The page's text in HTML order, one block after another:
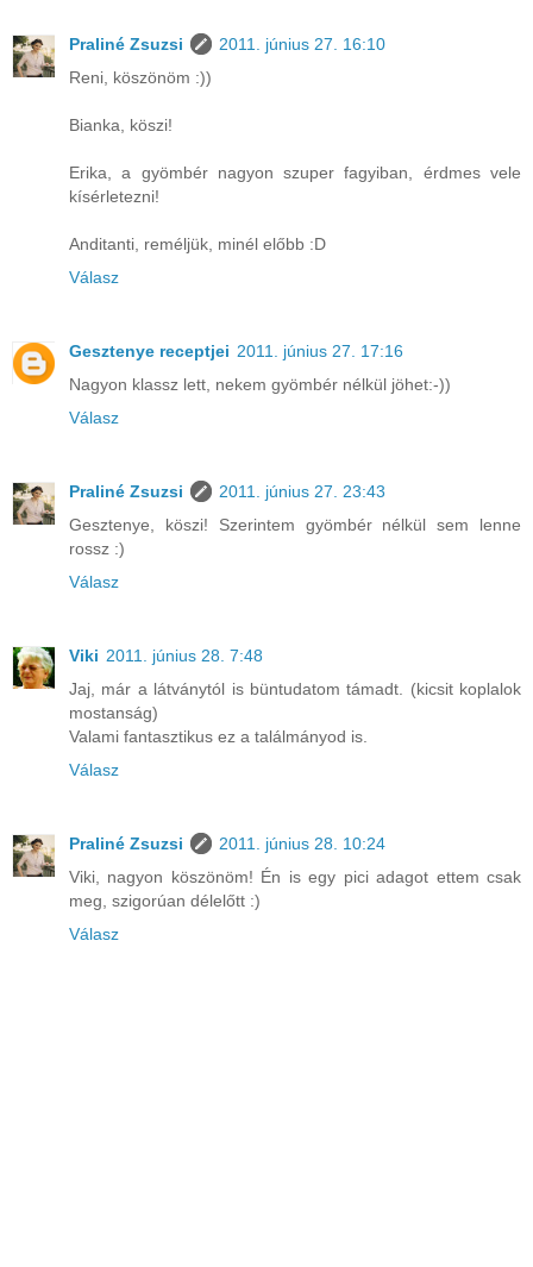
Praliné Zsuzsi
2011. június 27. 16:10
Reni, köszönöm :))
Bianka, köszi!
Erika, a gyömbér nagyon szuper fagyiban, érdmes vele
kísérletezni!
Anditanti, reméljük, minél előbb :D
Válasz
Gesztenye receptjei 2011. június 27. 17:16
Nagyon klassz lett, nekem gyömbér nélkül jöhet:-))
Válasz
Praliné Zsuzsi
2011. június 27. 23:43
Gesztenye, köszi! Szerintem gyömbér nélkül sem lenne
rossz :)
Válasz
Viki 2011. június 28. 7:48
Jaj, már a látványtól is büntudatom támadt. (kicsit koplalok
mostanság)
Valami fantasztikus ez a találmányod is.
Válasz
Praliné Zsuzsi
2011. június 28. 10:24
Viki, nagyon köszönöm! Én is egy pici adagot ettem csak
meg, szigorúan délelőtt :)
Válasz